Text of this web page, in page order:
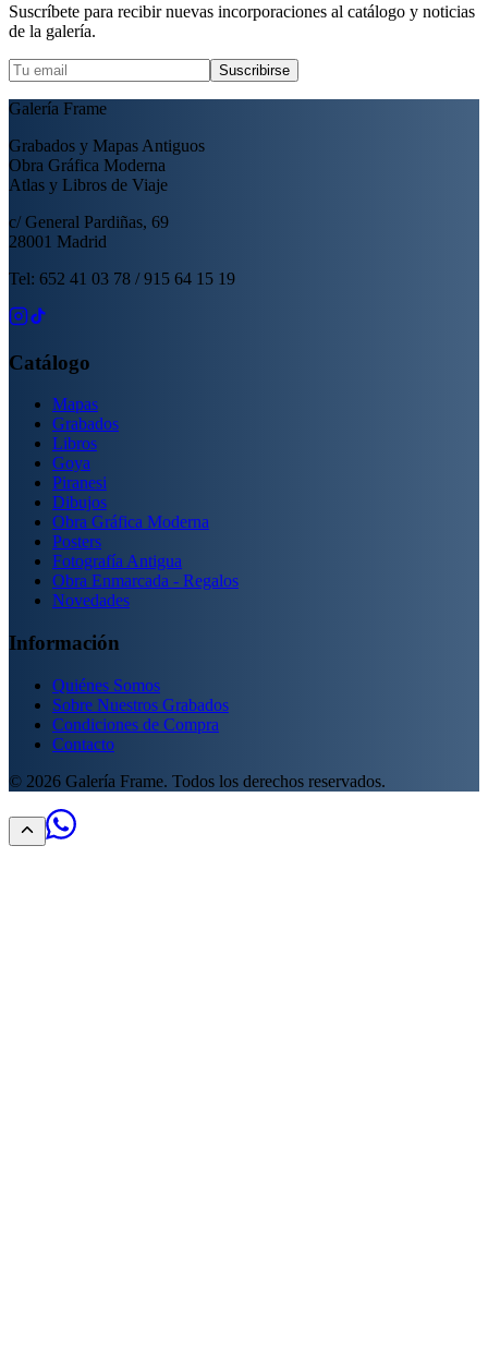
Suscríbete para recibir nuevas incorporaciones al catálogo y noticias
de la galería.
Suscribirse
Galería Frame
Grabados y Mapas Antiguos
Obra Gráfica Moderna
Atlas y Libros de Viaje
c/ General Pardiñas, 69
28001 Madrid
Tel: 652 41 03 78 / 915 64 15 19
Catálogo
Mapas
Grabados
Libros
Goya
Piranesi
Dibujos
Obra Gráfica Moderna
Posters
Fotografía Antigua
Obra Enmarcada - Regalos
Novedades
Información
Quiénes Somos
Sobre Nuestros Grabados
Condiciones de Compra
Contacto
© 2026 Galería Frame. Todos los derechos reservados.